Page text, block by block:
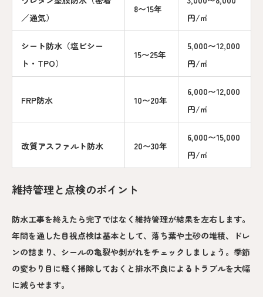
／通気）
8〜15年
円/㎡
シート防水（塩ビシー
ト・TPO）
15〜25年
5,000〜12,000
円/㎡
FRP防水 10〜20年
6,000〜12,000
円/㎡
改質アスファルト防水 20〜30年
6,000〜15,000
円/㎡
維持管理と点検のポイント
防水工事を終えたら完了ではなく維持管理が結果を左右します。
年間を通した目視点検は基本として、落ち葉や土砂の堆積、ドレ
ンの詰まり、シールの亀裂や剥がれをチェックしましょう。季節
の変わり目に軽く掃除しておくと排水不良によるトラブルを大幅
に減らせます。